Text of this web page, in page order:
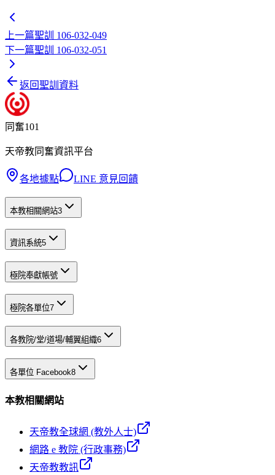
上一篇聖訓 106-032-049
下一篇聖訓 106-032-051
返回聖訓資料
同奮101
天帝教同奮資訊平台
各地據點 LINE 意見回饋
本教相關網站3
資訊系統5
極院奉獻帳號
極院各單位7
各教院/堂/道場/輔翼組織6
各單位 Facebook8
本教相關網站
天帝教全球網 (教外人士)
網路 e 教院 (行政事務)
天帝教教訊